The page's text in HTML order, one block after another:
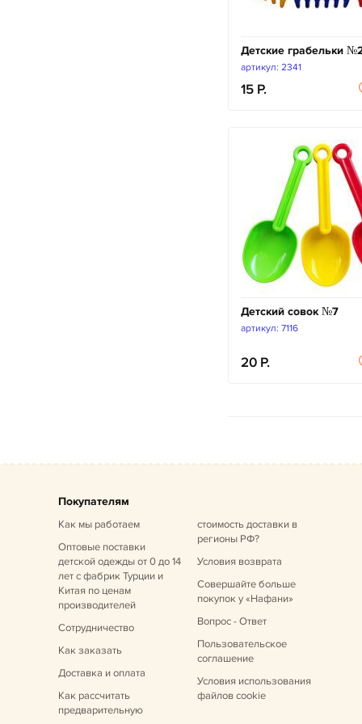
Детские грабельки
артикул: 2341
15
Детский совок №7
артикул: 7116
20
Покупателям
Как мы работаем
Оптовые поставки
детской одежды от 0 до 14
летс фабрик Турции и
Китая по ценам
производителей
Сотрудничество
Как заказать
Доставка и оплата
Как рассчитать
предварительную
стоимость доставки в
регионы РФ?
Условия возврата
Совершайте больше
покупок у «Нафани»
Вопрос - Ответ
Пользовательское
соглашение
Условия использования
файлов cookie